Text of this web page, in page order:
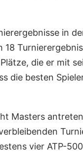
in
die er mit
die besten
Masters
vier ATP-